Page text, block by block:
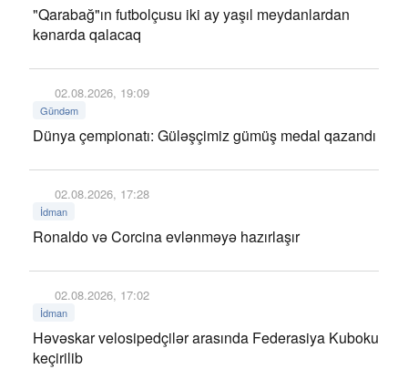
"Qarabağ"ın futbolçusu iki ay yaşıl meydanlardan
kənarda qalacaq
02.08.2026, 19:09
Gündəm
Dünya çempionatı: Güləşçimiz gümüş medal qazandı
02.08.2026, 17:28
İdman
Ronaldo və Corcina evlənməyə hazırlaşır
02.08.2026, 17:02
İdman
Həvəskar velosipedçilər arasında Federasiya Kuboku
keçirilib